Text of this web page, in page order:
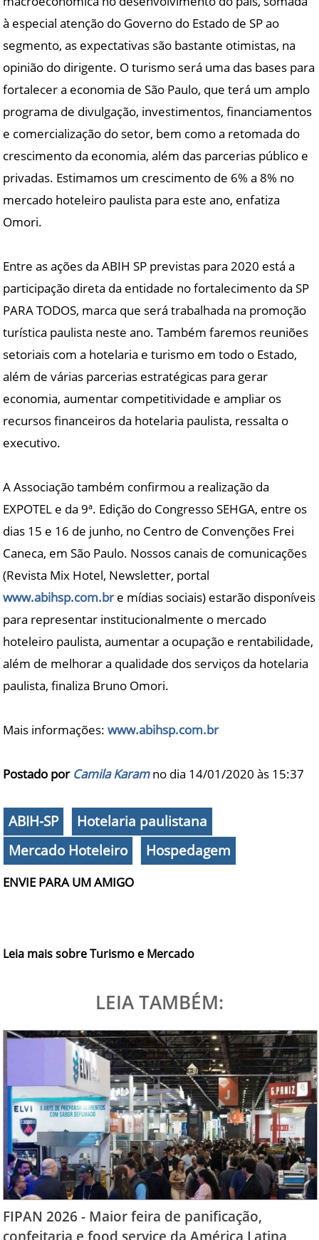
à especial atenção do Governo do Estado de SP ao
segmento, as expectativas são bastante otimistas, na
opinião do dirigente. O turismo será uma das bases para
fortalecer a economia de São Paulo, que terá um amplo
programa de divulgação, investimentos, financiamentos
e comercialização do setor, bem como a retomada do
crescimento da economia, além das parcerias público e
privadas. Estimamos um crescimento de 6% a 8% no
mercado hoteleiro paulista para este ano, enfatiza
Omori.
Entre as ações da ABIH SP previstas para 2020 está a
participação direta da entidade no fortalecimento da SP
PARA TODOS, marca que será trabalhada na promoção
turística paulista neste ano. Também faremos reuniões
setoriais com a hotelaria e turismo em todo o Estado,
além de várias parcerias estratégicas para gerar
economia, aumentar competitividade e ampliar os
recursos financeiros da hotelaria paulista, ressalta o
executivo.
A Associação também confirmou a realização da
EXPOTEL e da 9ª. Edição do Congresso SEHGA, entre os
dias 15 e 16 de junho, no Centro de Convenções Frei
Caneca, em São Paulo. Nossos canais de comunicações
(Revista Mix Hotel, Newsletter, portal
www.abihsp.com.bre mídias sociais) estarão disponíveis
para representar institucionalmente o mercado
hoteleiro paulista, aumentar a ocupação e rentabilidade,
além de melhorar a qualidade dos serviços da hotelaria
paulista, finaliza Bruno Omori.
Mais informações:www.abihsp.com.br
Postado por Camila Karamno dia 14/01/2020 às 15:37
ABIH-SP
Hotelaria paulistana
Mercado Hoteleiro
Hospedagem
ENVIE PARA UM AMIGO
Leia mais sobre Turismo e Mercado
LEIA TAMBÉM:
FIPAN 2026 - Maior feira de panificação,
confeitaria e food service da América Latina